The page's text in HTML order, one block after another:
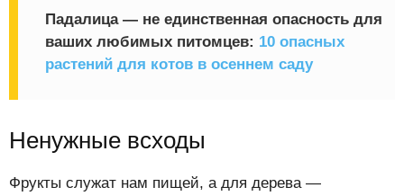
Падалица — не единственная опасность для
ваших любимых питомцев: 10 опасных
растений для котов в осеннем саду
Ненужные всходы
Фрукты служат нам пищей, а для дерева —